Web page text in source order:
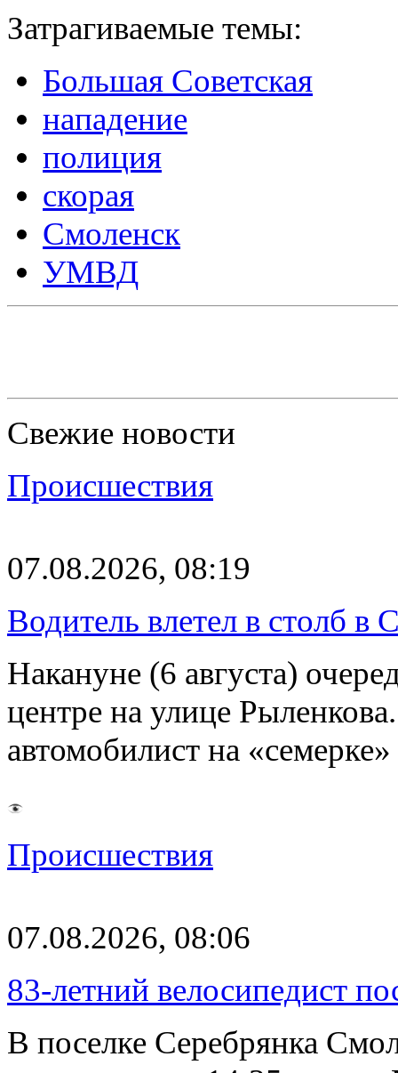
Затрагиваемые темы:
Большая Советская
нападение
полиция
скорая
Смоленск
УМВД
Свежие новости
Происшествия
07.08.2026, 08:19
Водитель влетел в столб в
Накануне (6 августа)
центре на улице
автомобилист на
Происшествия
07.08.2026, 08:06
83-летний велосипедист
В поселке Серебрянка